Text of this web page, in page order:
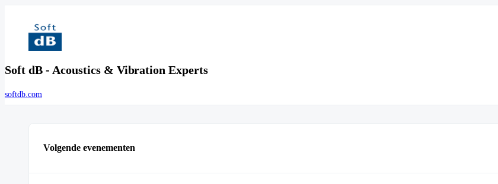
Soft dB - Acoustics & Vibration Experts
softdb.com
Volgende evenementen